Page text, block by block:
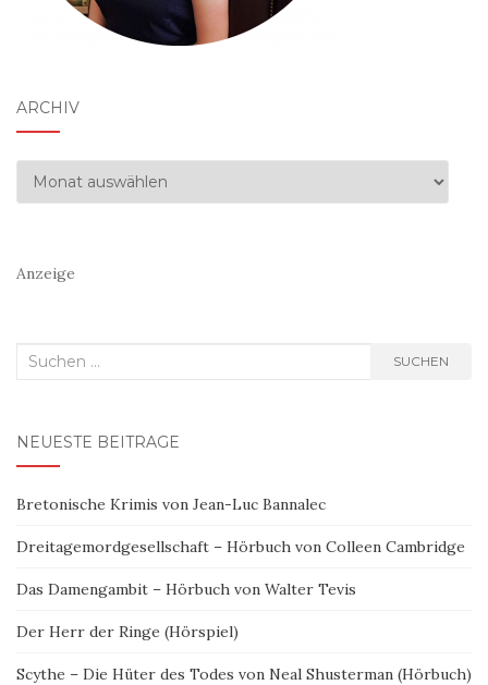
ARCHIV
Archiv
Anzeige
Suchen
SUCHEN
NEUESTE BEITRÄGE
Bretonische Krimis von Jean-Luc Bannalec
Dreitagemordgesellschaft – Hörbuch von Colleen Cambridge
Das Damengambit – Hörbuch von Walter Tevis
Der Herr der Ringe (Hörspiel)
Scythe – Die Hüter des Todes von Neal Shusterman (Hörbuch)